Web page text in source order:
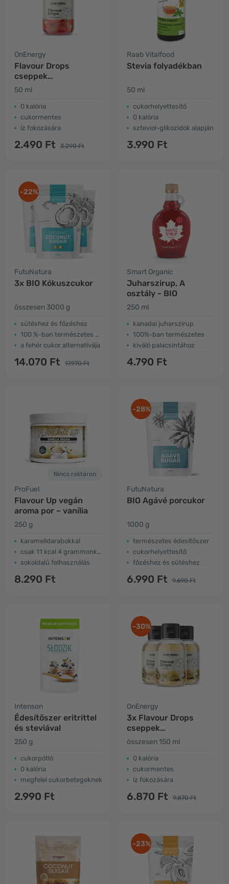
OnEnergy
Flavour Drops
cseppek
édesítőszerrel – eper
50 ml
0 kalória
cukormentes
íz fokozására
2.490 Ft 3.290 Ft
Raab Vitalfood
Stevia folyadékban
50 ml
cukorhelyettesítő
0 kalória
szteviol-glikozidok alapján
3.990 Ft
-22%
FutuNatura
3x BIO Kókuszcukor
összesen 3000 g
sütéshez és főzéshez
100 %-ban természetes édesítőszer
a fehér cukor alternatívája
14.070 Ft 17.970 Ft
Smart Organic
Juharszirup, A
osztály - BIO
250 ml
kanadai juharszirup
100%-ban természetes
kiváló palacsintához
4.790 Ft
Nincs raktáron
ProFuel
Flavour Up vegán
aroma por – vanília
250 g
karamelldarabokkal
csak 11 kcal 4 grammonként
sokoldalú felhasználás
8.290 Ft
-28%
FutuNatura
BIO Agávé porcukor
1000 g
természetes édesítőszer
cukorhelyettesítő
főzéshez és sütéshez
6.990 Ft 9.690 Ft
Intenson
Édesítőszer eritrittel
és steviával
250 g
cukorpótló
0 kalória
megfelel cukorbetegeknek
2.990 Ft
-30%
OnEnergy
3x Flavour Drops
cseppek
édesítőszerrel –
összesen 150 ml
0 kalória
cukormentes
íz fokozására
6.870 Ft 9.870 Ft
-23%